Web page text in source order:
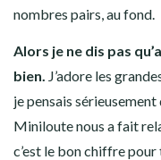
nombres pairs, au fond.
Alors je ne dis pas
bien. J’adore les
je pensais sérieusement
Miniloute nous a fait
c’est le bon chiffre